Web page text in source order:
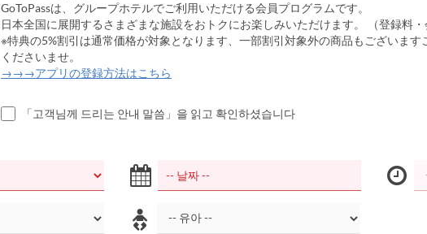
GoToPassは、グループホテルでご利用いただける会員プログラムです。
日本全国に展開するさまざまな施設をおトクにお楽しみいただけます。 （登録料・
※特典の5%割引は通常価格が対象となります、一部割引対象外の商品もございます
くださいませ。
→→→アプリの登録方法はこちら
「고객님께 드리는 안내 말씀」을 읽고 확인하셨습니다